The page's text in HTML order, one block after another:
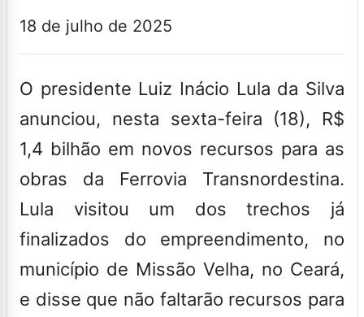
18 de julho de 2025
O presidente Luiz Inácio Lula da Silva
anunciou, nesta sexta-feira (18), R$
1,4 bilhão em novos recursos para as
obras da Ferrovia Transnordestina.
Lula visitou um dos trechos já
finalizados do empreendimento, no
município de Missão Velha, no Ceará,
e disse que não faltarão recursos para